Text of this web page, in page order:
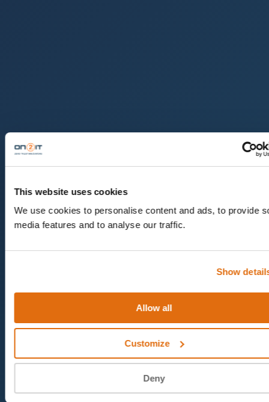
This website uses cookies
We use cookies to personalise content and ads, to provide
media features and to analyse our traffic.
Show
Allow all
Customize
Deny